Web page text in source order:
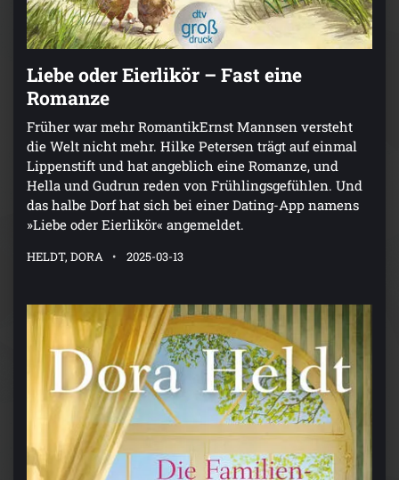
Liebe oder Eierlikör – Fast eine
Romanze
Früher war mehr RomantikErnst Mannsen versteht
die Welt nicht mehr. Hilke Petersen trägt auf einmal
Lippenstift und hat angeblich eine Romanze, und
Hella und Gudrun reden von Frühlingsgefühlen. Und
das halbe Dorf hat sich bei einer Dating-App namens
»Liebe oder Eierlikör« angemeldet.
HELDT, DORA 2025-03-13